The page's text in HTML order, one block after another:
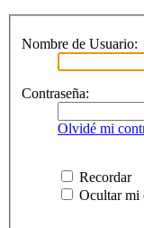
Nombre de Usuario:
Contraseña:
Olvidé mi
Recordar
Ocultar mi